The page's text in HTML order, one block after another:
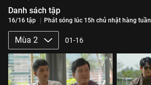
Danh sách tập
16/16 tập Phát sóng lúc 15h chủ nhật hàng tuần
Mùa 2 01-16